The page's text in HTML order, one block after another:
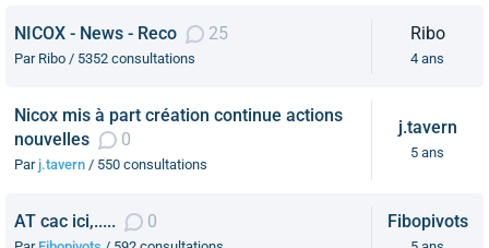
NICOX - News - Reco 25
Par Ribo / 5352 consultations
Ribo
4 ans
Nicox mis à part création continue actions
nouvelles
0
Parj.tavern / 550 consultations
j.tavern
5 ans
AT cac ici,..... 0 Fibopivots